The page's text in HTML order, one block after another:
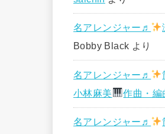
名アレンジャー♬
Bobby Black より
名アレンジャー♬
小林麻美
作曲・編
名アレンジャー♬